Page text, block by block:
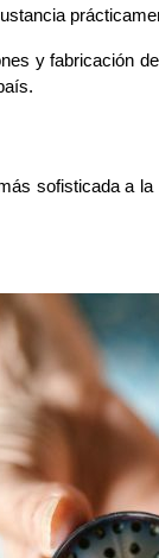
y fabricación
sofisticada a